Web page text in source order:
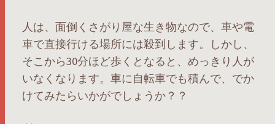
人は、面倒くさがり屋な生き物なので、車や電
車で直接行ける場所には殺到します。しかし、
そこから30分ほど歩くとなると、めっきり人が
いなくなります。車に自転車でも積んで、でか
けてみたらいかがでしょうか？？